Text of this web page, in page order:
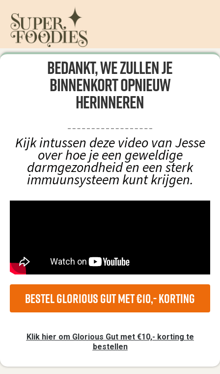
Bedankt, we zullen je
binnenkort opnieuw
herinneren
Kijk intussen deze video van Jesse
over hoe je een geweldige
darmgezondheid en een sterk
immuunsysteem kunt krijgen.
Bestel Glorious Gut met €10,- korting
Klik hier om Glorious Gut met €10,- korting te
bestellen